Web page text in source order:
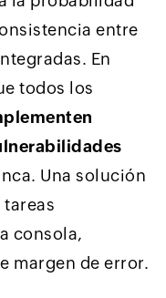
entre
En
todos los
Una solución
consola,
margen de error.